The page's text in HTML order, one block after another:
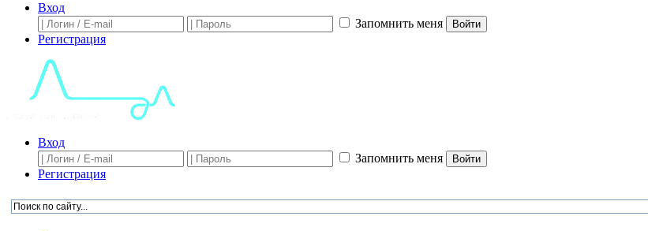
Вход
Запомнить меня
Войти
Регистрация
Вход
Запомнить меня
Войти
Регистрация